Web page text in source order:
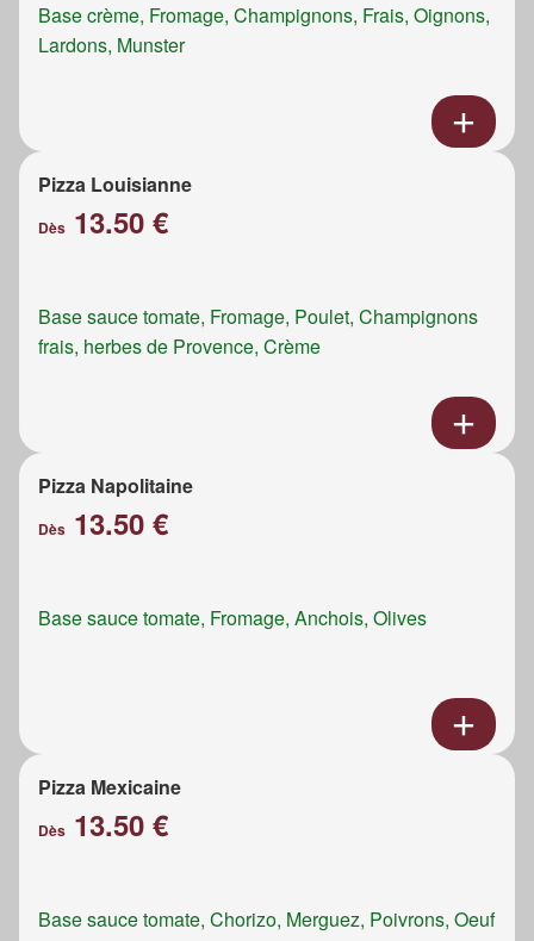
Base crème, Fromage, Champignons, Frais, Oignons,
Lardons, Munster
Pizza Louisianne
Dès 13.50 €
Base sauce tomate, Fromage, Poulet, Champignons
frais, herbes de Provence, Crème
Pizza Napolitaine
Dès 13.50 €
Base sauce tomate, Fromage, Anchois, Olives
Pizza Mexicaine
Dès 13.50 €
Base sauce tomate, Chorizo, Merguez, Poivrons, Oeuf